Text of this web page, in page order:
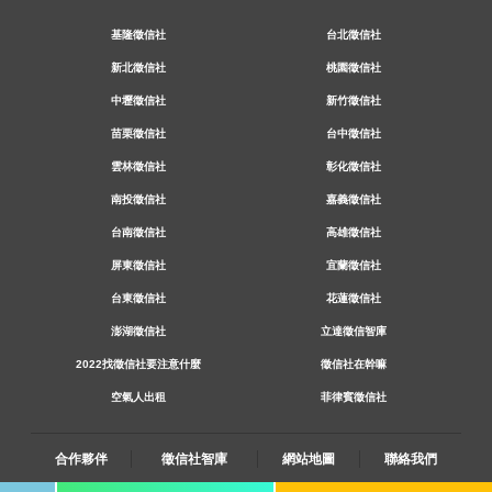
基隆徵信社 台北徵信社
新北徵信社 桃園徵信社
中壢徵信社 新竹徵信社
苗栗徵信社 台中徵信社
雲林徵信社 彰化徵信社
南投徵信社 嘉義徵信社
台南徵信社 高雄徵信社
屏東徵信社 宜蘭徵信社
台東徵信社 花蓮徵信社
澎湖徵信社 立達徵信智庫
2022找徵信社要注意什麼 徵信社在幹嘛
空氣人出租 菲律賓徵信社
合作夥伴 徵信社智庫 網站地圖 聯絡我們